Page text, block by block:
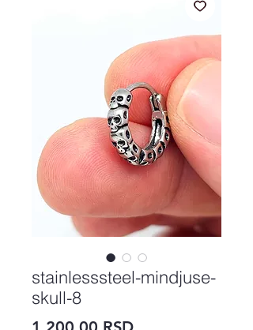
stainlesssteel-mindjuse-
skull-8
Price